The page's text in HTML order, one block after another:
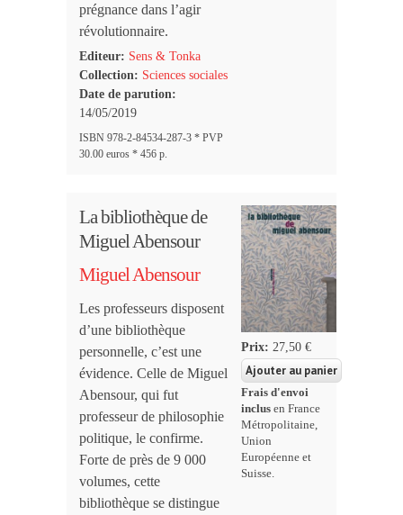
prégnance dans l’agir
révolutionnaire.
Editeur: Sens & Tonka
Collection: Sciences sociales
Date de parution:
14/05/2019
ISBN 978-2-84534-287-3 * PVP
30.00 euros * 456 p.
La bibliothèque de
Miguel Abensour
Miguel Abensour
Les professeurs disposent
d’une bibliothèque
personnelle, c’est une
évidence. Celle de Miguel
Abensour, qui fut
professeur de philosophie
politique, le confirme.
Forte de près de 9 000
volumes, cette
bibliothèque se distingue
Prix:27,50 €
Frais d'envoi
inclus en France
Métropolitaine,
Union
Européenne et
Suisse.